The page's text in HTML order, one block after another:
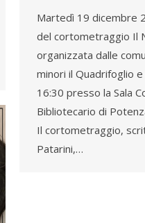
Martedì 19 dicembre
del cortometraggio Il
organizzata dalle
minori il Quadrifoglio
16:30 presso la Sala
Bibliotecario di
Il cortometraggio,
Patarini,…